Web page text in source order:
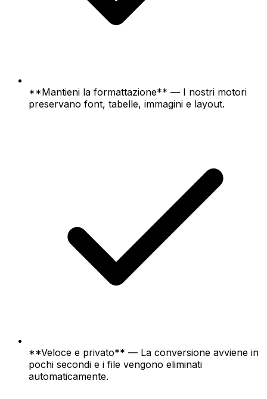
**Mantieni la formattazione** — I nostri motori
preservano font, tabelle, immagini e layout.
**Veloce e privato** — La conversione avviene in
pochi secondi e i file vengono eliminati
automaticamente.